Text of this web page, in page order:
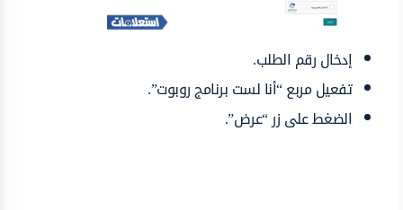
إدخال رقم الطلب.
تفعيل مربع “أنا لست برنامج روبوت”.
الضغط على زر “عرض”.